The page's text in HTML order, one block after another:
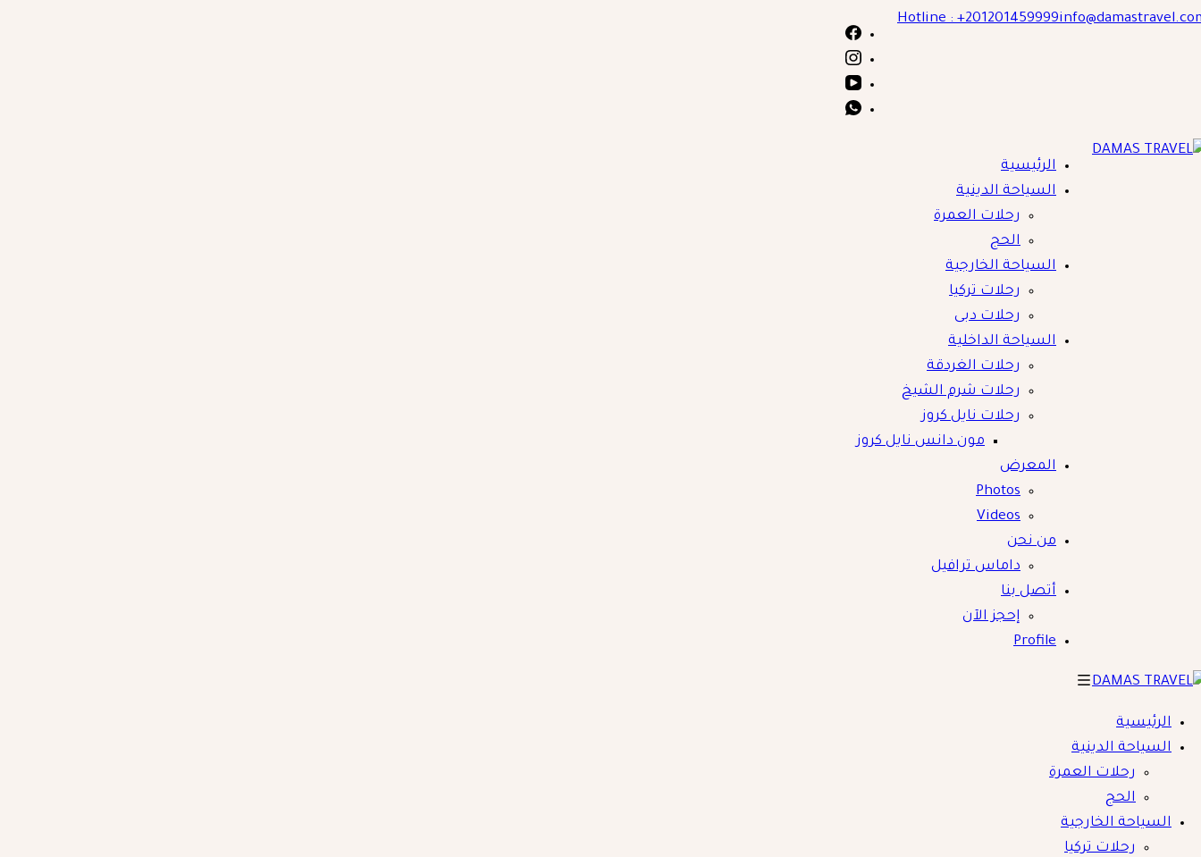
Skip
Hotline : +201201459999
الرئيسية
السياحة الدينية
رحلات العمرة
الحج
السياحة الخارجية
رحلات تركيا
رحلات دبى
السياحة الداخلية
رحلات الغردقة
رحلات شرم الشيخ
رحلات نايل كروز
مون دانس نايل كروز
المعرض
Photos
Videos
من نحن
داماس ترافيل
أتصل بنا
إحجز الآن
Profile
DAMAS
الرئيسية
السياحة الدينية
رحلات العمرة
الحج
السياحة الخارجية
رحلات تركيا